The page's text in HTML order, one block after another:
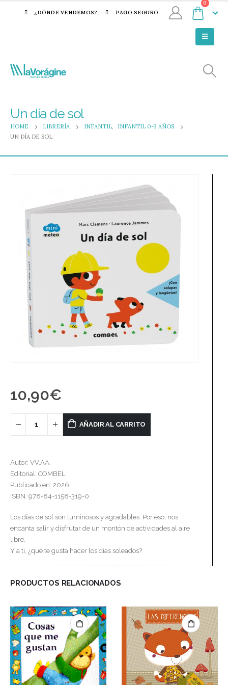
¿DÓNDE VENDEMOS? PAGO SEGURO
0
Un día de sol
HOME LIBRERÍA INFANTIL,
INFANTIL 0-3 AÑOS
UN DÍA DE SOL
10,90€
AÑADIR AL CARRITO
Autor: VV.AA.
Editorial: COMBEL
Publicado en: 2026
ISBN: 978-84-1158-319-0
Los días de sol son luminosos y agradables. Por eso, nos
encanta salir y disfrutar de un montón de actividades al aire
libre.
Y a ti, ¿qué te gusta hacer los días soleados?
PRODUCTOS RELACIONADOS